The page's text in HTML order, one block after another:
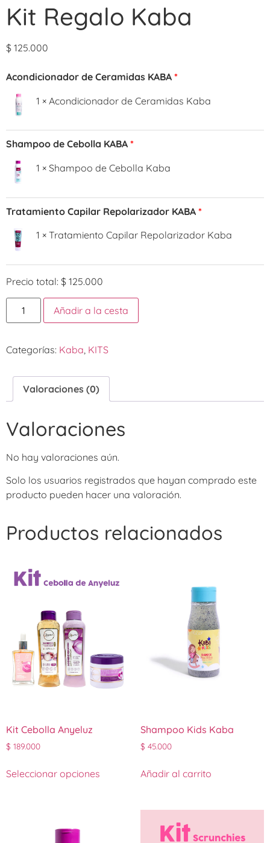
Kit Regalo Kaba
$ 125.000
Acondicionador de Ceramidas KABA
1 × Acondicionador de Ceramidas Kaba
Shampoo de Cebolla KABA
1 × Shampoo de Cebolla Kaba
Tratamiento Capilar Repolarizador KABA
1 × Tratamiento Capilar Repolarizador Kaba
Precio total: $ 125.000
Añadir a la cesta
Categorías: Kaba KITS
Valoraciones (0)
Valoraciones
No hay valoraciones aún.
Solo los usuarios registrados que hayan comprado este
producto pueden hacer una valoración.
Productos relacionados
Kit Cebolla Anyeluz
$ 189.000
Seleccionar opciones
Shampoo Kids Kaba
$ 45.000
Añadir al carrito